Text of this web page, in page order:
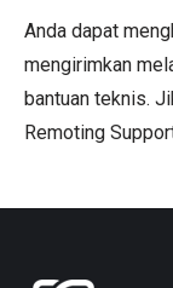
Anda dapat
mengirimkan
bantuan teknis.
Remoting